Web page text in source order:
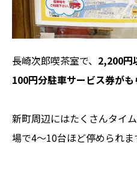
長崎次郎喫茶室で、 2,200円
100円分駐車サービス券がも
新町周辺にはたくさんタイ
場で4～10台ほど停められま